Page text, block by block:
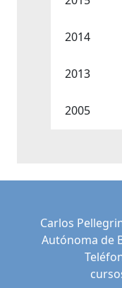
2014
2013
2005
Carlos
Autónoma de